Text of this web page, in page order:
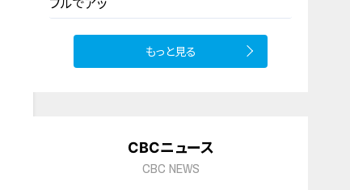
もっと見る
CBCニュース
CBC NEWS